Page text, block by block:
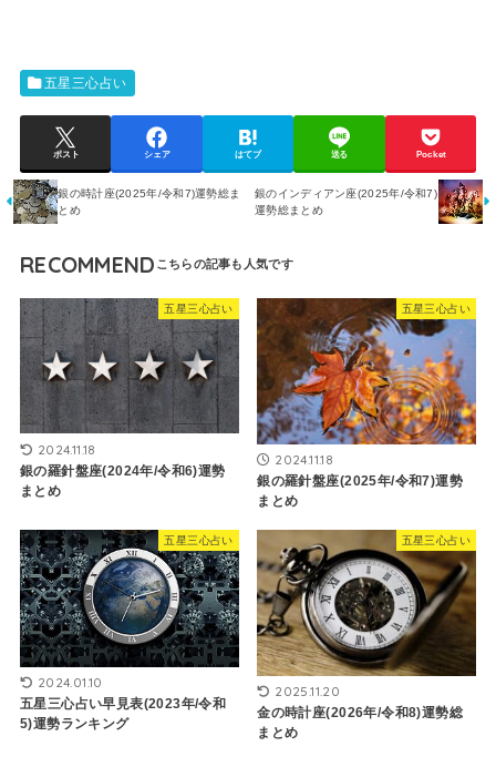
五星三心占い
ポスト シェア はてブ 送る Pocket
銀の時計座(2025年/令和7)運勢総ま
とめ
銀のインディアン座(2025年/令和7)
運勢総まとめ
RECOMMEND
五星三心占い
2024.11.18
銀の羅針盤座(2024年/令和6)運勢
まとめ
五星三心占い
2024.11.18
銀の羅針盤座(2025年/令和7)運勢
まとめ
五星三心占い
2024.01.10
五星三心占い早見表(2023年/令和
5)運勢ランキング
五星三心占い
2025.11.20
金の時計座(2026年/令和8)運勢総
まとめ